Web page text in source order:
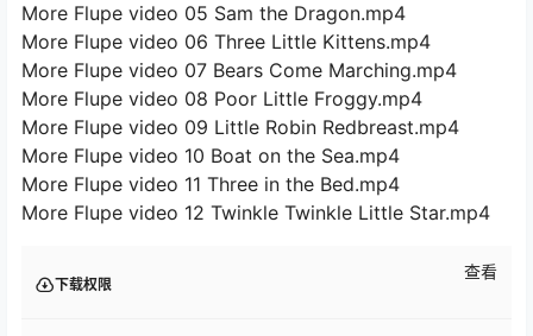
More Flupe video 05 Sam the Dragon.mp4
More Flupe video 06 Three Little Kittens.mp4
More Flupe video 07 Bears Come Marching.mp4
More Flupe video 08 Poor Little Froggy.mp4
More Flupe video 09 Little Robin Redbreast.mp4
More Flupe video 10 Boat on the Sea.mp4
More Flupe video 11 Three in the Bed.mp4
More Flupe video 12 Twinkle Twinkle Little Star.mp4
下载权限
查看